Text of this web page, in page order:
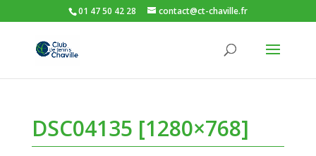
01 47 50 42 28 contact@ct-chaville.fr
DSC04135 [1280×768]